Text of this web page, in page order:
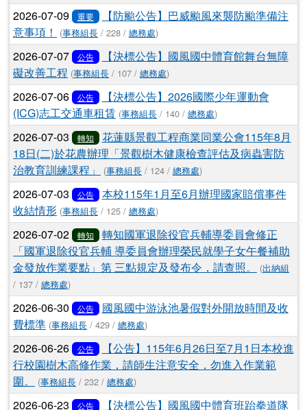
2026-07-09 重要
【防颱公告】巴威颱風來襲防颱準備注
意事項！
(事務組長 / 228 / 總務處)
2026-07-07 公告
【決標公告】國風國中體育館舞台無障
礙改善工程 (事務組長 / 107 / 總務處)
2026-07-06 公告
【決標公告】2026國際少年運動會
(ICG)志工交通車租賃 (事務組長 / 140 / 總務處)
2026-07-03 轉知
花蓮縣景觀工程商業同業公會115年8月
18日(二)於花農辦理「景觀樹木健康檢查評估及病蟲害防
治教育訓練課程」
(事務組長 / 124 / 總務處)
2026-07-03 公告
本校115年1月至6月辦理國家賠償事件
收結情形 (事務組長 / 125 / 總務處)
2026-07-02 轉知
轉知國軍退除役官兵輔導委員會修正
「國軍退除役官兵輔 導委員會辦理榮民就學子女午餐補助
金發放作業要點」第 三點規定及發布令，請查照。
(出納組
/ 137 / 總務處)
2026-06-30 公告
國風國中游泳池暑假對外開放時間及收
費標準 (事務組長 / 429 / 總務處)
2026-06-26 公告
【公告】115年6月26日至7月1日本校進
行校園樹木高修作業，請師生注意安全，勿進入作業範
圍。
(事務組長 / 232 / 總務處)
2026-06-23 公告
【決標公告】國風國中體育班跆拳道隊